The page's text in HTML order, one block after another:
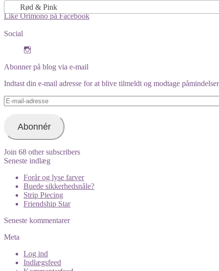
Rød & Pink
Like Orimono på Facebook
Social
profile
on
Instagram
Abonner på blog via e-mail
Indtast din e-mail adresse for at blive tilmeldt og modtage
E-
mail-
Abonnér
Join 68 other subscribers
Seneste indlæg
Forår og lyse farver
Buede sikkerhedsnåle?
Strip Piecing
Friendship Star
Seneste kommentarer
Meta
Log ind
Indlægsfeed